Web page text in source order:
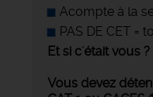
Acompte à la
PAS DE CET =
Et si c'était vous ?
Vous devez